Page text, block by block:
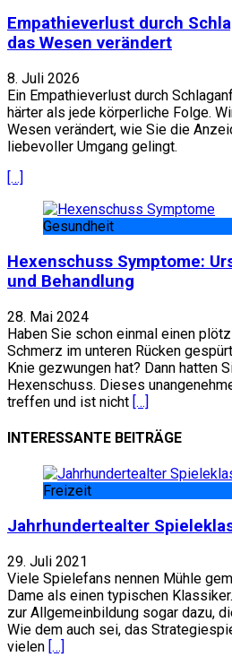
Empathieverlust durch
das Wesen verändert
8. Juli 2026
Ein Empathieverlust durch
härter als jede körperliche Folge.
Wesen verändert, wie Sie die
liebevoller Umgang gelingt.
[…]
Gesundheit
Hexenschuss Symptome:
und Behandlung
28. Mai 2024
Haben Sie schon einmal einen
Schmerz im unteren Rücken
Knie gezwungen hat? Dann hatten
Hexenschuss. Dieses
treffen und ist nicht […]
INTERESSANTE BEITRÄGE
Freizeit
Jahrhundertealter
29. Juli 2021
Viele Spielefans nennen Mühle
Dame als einen typischen
zur Allgemeinbildung sogar dazu,
Wie dem auch sei, das
vielen […]